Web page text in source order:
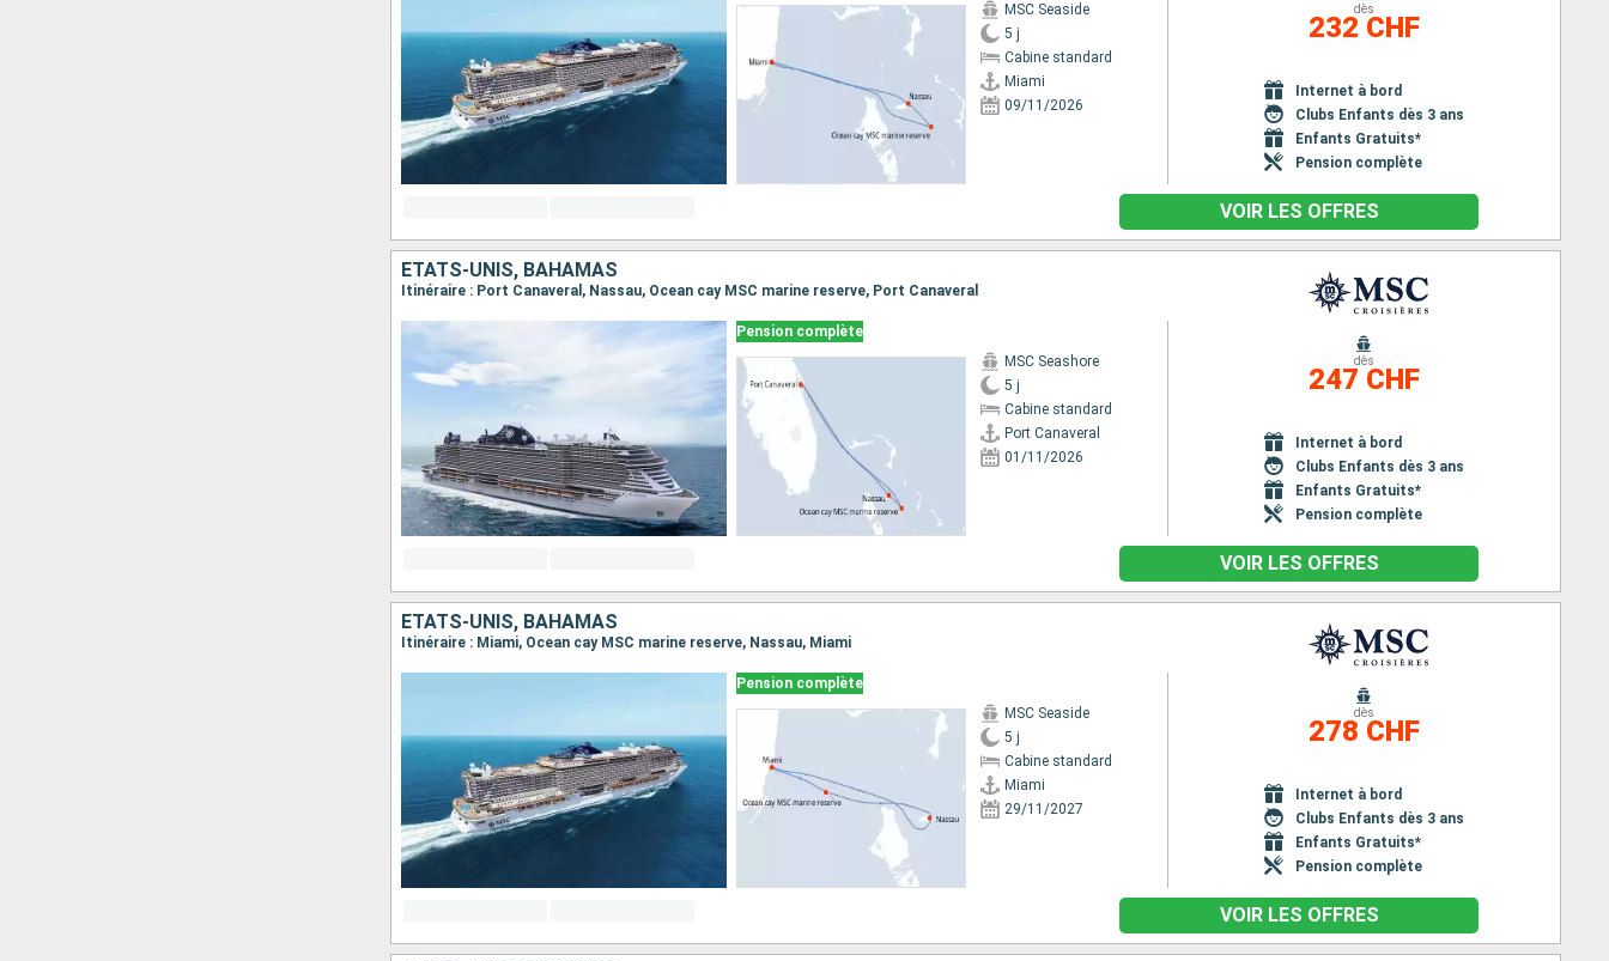
MSC Seaside
5 j
Cabine standard
Miami
09/11/2026
dès
232 CHF
Internet à bord
Clubs Enfants dès 3 ans
Enfants Gratuits*
Pension complète
VOIR LES OFFRES
ÉTATS-UNIS, BAHAMAS
Itinéraire : Port Canaveral, Nassau, Ocean cay MSC marine reserve, Port Canaveral
Pension complète
MSC Seashore
5 j
Cabine standard
Port Canaveral
01/11/2026
dès
247 CHF
Internet à bord
Clubs Enfants dès 3 ans
Enfants Gratuits*
Pension complète
VOIR LES OFFRES
ÉTATS-UNIS, BAHAMAS
Itinéraire : Miami, Ocean cay MSC marine reserve, Nassau, Miami
Pension complète
MSC Seaside
5 j
Cabine standard
Miami
29/11/2027
dès
278 CHF
Internet à bord
Clubs Enfants dès 3 ans
Enfants Gratuits*
Pension complète
VOIR LES OFFRES